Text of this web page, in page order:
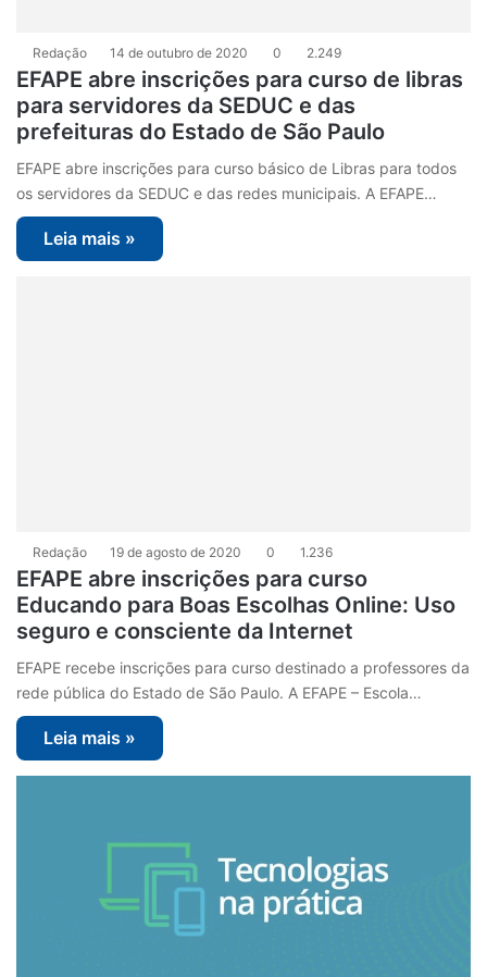
Redação 14 de outubro de 2020 0 2.249
EFAPE abre inscrições para curso de libras
para servidores da SEDUC e das
prefeituras do Estado de São Paulo
EFAPE abre inscrições para curso básico de Libras para todos
os servidores da SEDUC e das redes municipais. A EFAPE…
Leia mais »
Redação 19 de agosto de 2020 0 1.236
EFAPE abre inscrições para curso
Educando para Boas Escolhas Online: Uso
seguro e consciente da Internet
EFAPE recebe inscrições para curso destinado a professores da
rede pública do Estado de São Paulo. A EFAPE – Escola…
Leia mais »